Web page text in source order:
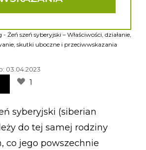
- Żeń szeń syberyjski – Właściwości, działanie,
skutki uboczne i przeciwwskazania
03.04.2023
1
syberyjski (siberian
do tej samej rodziny
co jego powszechnie